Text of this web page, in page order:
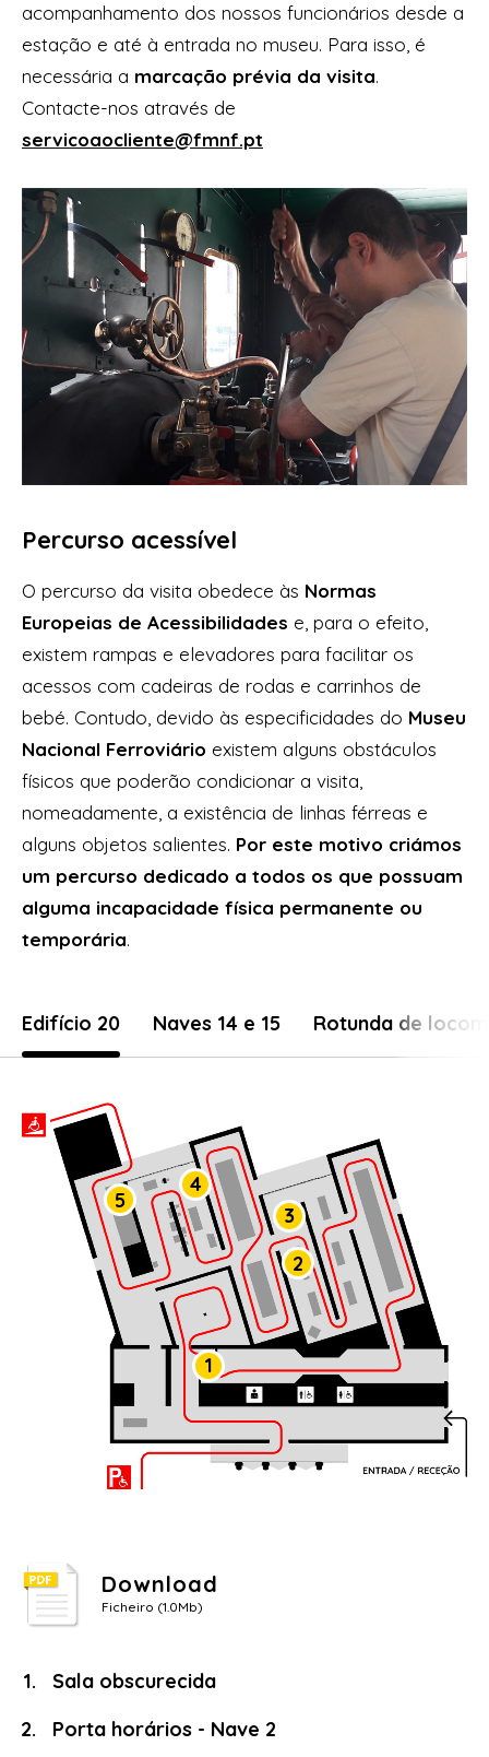
acompanhamento dos nossos funcionários desde a
estação e até à entrada no museu. Para isso, é
necessária a marcação prévia da visita.
Contacte-nos através de
servicoaocliente@fmnf.pt
Percurso acessível
O percurso da visita obedece às Normas
Europeias de Acessibilidades e, para o efeito,
existem rampas e elevadores para facilitar os
acessos com cadeiras de rodas e carrinhos de
bebé. Contudo, devido às especificidades do Museu
Nacional Ferroviário existem alguns obstáculos
físicos que poderão condicionar a visita,
nomeadamente, a existência de linhas férreas e
alguns objetos salientes. Por este motivo criámos
um percurso dedicado a todos os que possuam
alguma incapacidade física permanente ou
temporária.
Edifício 20 Naves 14 e 15 Rotunda de
1
2
3
4
5
Download
Ficheiro (1.0Mb)
Sala obscurecida
Porta horários - Nave 2